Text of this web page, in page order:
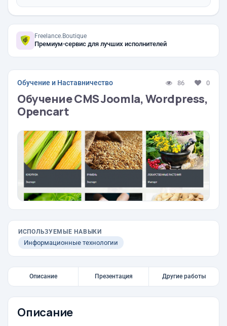
Freelance.Boutique
Премиум-сервис для лучших исполнителей
Обучение и Наставничество 86 0
Обучение CMS Joomla, Wordpress,
Opencart
ИСПОЛЬЗУЕМЫЕ НАВЫКИ
Информационные технологии
Описание Презентация Другие работы
Описание